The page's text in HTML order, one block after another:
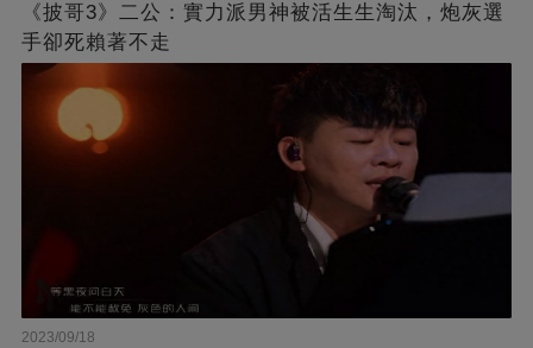
《披哥3》二公：實力派男神被活生生淘汰，炮灰選
手卻死賴著不走
2023/09/18